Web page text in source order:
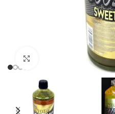
Cliquez pour agrandir